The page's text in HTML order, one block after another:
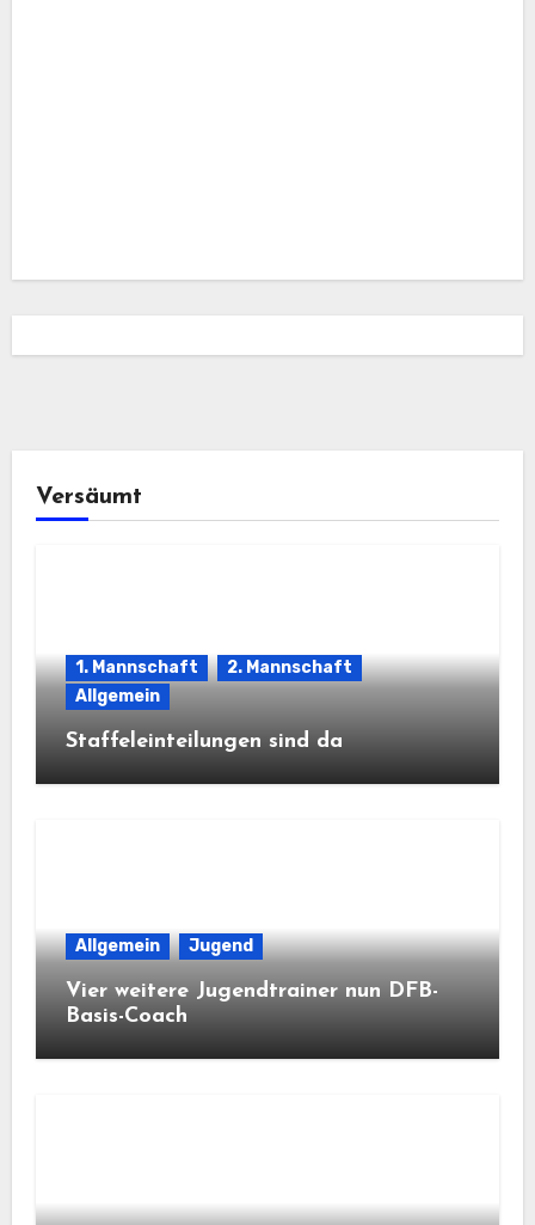
Versäumt
1. Mannschaft
2. Mannschaft
Allgemein
Staffeleinteilungen sind da
Allgemein Jugend
Vier weitere Jugendtrainer nun DFB-
Basis-Coach